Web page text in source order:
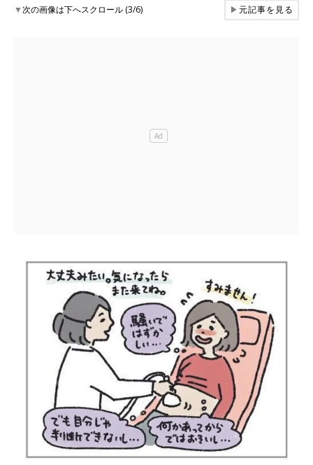
▼次の画像は下へスクロール (3/6) ▶元記事を見る